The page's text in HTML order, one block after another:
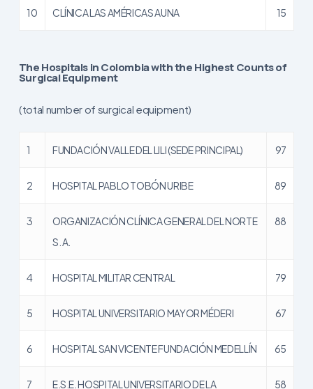
10 CLÍNICA LAS AMÉRICAS AUNA 15
The Hospitals in Colombia with the Highest Counts of
Surgical Equipment
(total number of surgical equipment)
1 FUNDACIÓN VALLE DEL LILI (SEDE PRINCIPAL) 97
2 HOSPITAL PABLO TOBÓN URIBE 89
3
ORGANIZACIÓN CLÍNICA GENERAL DEL NORTE
S. A.
88
4 HOSPITAL MILITAR CENTRAL 79
5 HOSPITAL UNIVERSITARIO MAYOR MÉDERI 67
6 HOSPITAL SAN VICENTE FUNDACIÓN MEDELLÍN 65
7 E.S.E. HOSPITAL UNIVERSITARIO DE LA 58